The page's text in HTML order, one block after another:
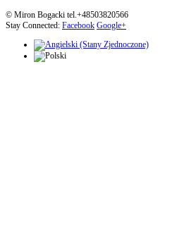
© Miron Bogacki tel.+48503820566
Stay Connected: Facebook Google+